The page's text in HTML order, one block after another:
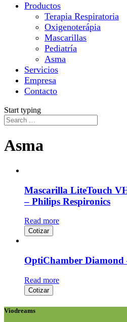
Productos
Terapia Respiratoria
Oxigenoterápia
Mascarillas
Pediatría
Asma
Servicios
Empresa
Contacto
Start typing
Asma
Mascarilla LiteTouch
– Philips Respironics
Read more
Cotizar
OptiChamber Diamond
Read more
Cotizar
Viodreams